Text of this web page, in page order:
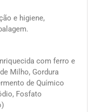
e higiene,
com ferro e
Milho, Gordura
de Químico
Fosfato